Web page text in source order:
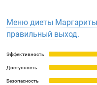
Меню диеты Маргариты
правильный выход.
Эффективность
Доступность
Безопасность